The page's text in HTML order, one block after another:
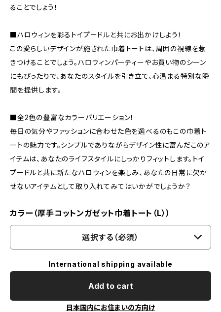
ることでしょう！
■ハロウィンを彩るトイプードルと共にお出かけしよう！
この愛らしいデザインが施された巾着トートは、周囲の視線を惹
きつけることでしょう。ハロウィンパーティーやお買い物のシーン
にもぴったりで、あなたのスタイルを引き立て、心温まる特別な瞬
間を提供します。
■全2色の豊富なカラーバリエーション！
毎日の気分やファッションに合わせた色を選べるのもこの巾着ト
ートの魅力です。シンプルでありながらデザイン性に富んだこのア
イテムは、あなたのライフスタイルにしっかりフィットします。トイ
プードルと共に新たなハロウィンを楽しみ、あなたの日常に欠か
せないアイテムとして取り入れてみてはいかがでしょうか？
カラー（厚手コットンガゼット巾着トート（L））
選択する（必須）
International shipping available
Add to cart
日本国内にお住まいの方向け